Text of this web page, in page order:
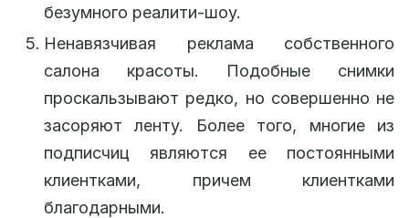
безумного реалити-шоу.
Ненавязчивая реклама собственного
салона красоты. Подобные снимки
проскальзывают редко, но совершенно не
засоряют ленту. Более того, многие из
подписчиц являются ее постоянными
клиентками, причем клиентками
благодарными.